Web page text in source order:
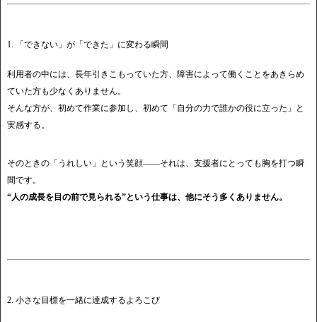
1. 「できない」が「できた」に変わる瞬間
利用者の中には、長年引きこもっていた方、障害によって働くことをあきらめ
ていた方も少なくありません。
そんな方が、初めて作業に参加し、初めて「自分の力で誰かの役に立った」と
実感する。
そのときの「うれしい」という笑顔――それは、支援者にとっても胸を打つ瞬
間です。
“人の成長を目の前で見られる”という仕事は、他にそう多くありません。
2. 小さな目標を一緒に達成するよろこび